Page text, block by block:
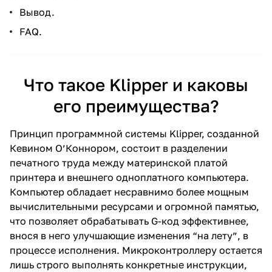
Вывод.
FAQ.
Что такое Klipper и каковы
его преимущества?
Принцип программной системы Klipper, созданной
Кевином О’Коннором, состоит в разделении
печатного труда между материнской платой
принтера и внешнего одноплатного компьютера.
Компьютер обладает несравнимо более мощным
вычислительными ресурсами и огромной памятью,
что позволяет обрабатывать G-код эффективнее,
внося в него улучшающие изменения “на лету”, в
процессе исполнения. Микроконтроллеру остается
лишь строго выполнять конкретные инструкции,